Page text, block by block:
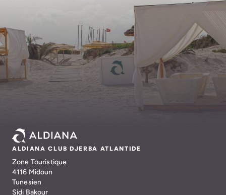
ALDIANA CLUB DJERBA ATLANTIDE
Zone Touristique
4116 Midoun
Tunesien
Sidi Bakour